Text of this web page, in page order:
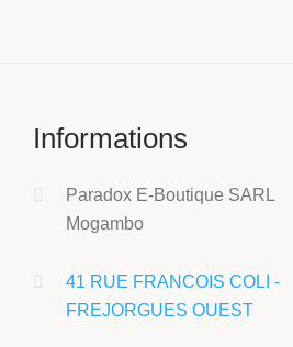
Informations
Paradox E-Boutique SARL
Mogambo
41 RUE FRANCOIS COLI -
FREJORGUES OUEST